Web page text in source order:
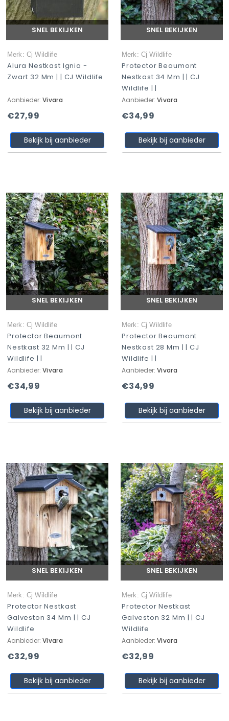
SNEL BEKIJKEN
Merk: Cj Wildlife
Alura Nestkast Ignia -
Zwart 32 Mm | | CJ Wildlife
Aanbieder: Vivara
€27,99
Bekijk bij aanbieder
SNEL BEKIJKEN
Merk: Cj Wildlife
Protector Beaumont
Nestkast 34 Mm | | CJ
Wildlife | |
Aanbieder: Vivara
€34,99
Bekijk bij aanbieder
SNEL BEKIJKEN
Merk: Cj Wildlife
Protector Beaumont
Nestkast 32 Mm | | CJ
Wildlife | |
Aanbieder: Vivara
€34,99
Bekijk bij aanbieder
SNEL BEKIJKEN
Merk: Cj Wildlife
Protector Beaumont
Nestkast 28 Mm | | CJ
Wildlife | |
Aanbieder: Vivara
€34,99
Bekijk bij aanbieder
SNEL BEKIJKEN
Merk: Cj Wildlife
Protector Nestkast
Galveston 34 Mm | | CJ
Wildlife
Aanbieder: Vivara
€32,99
Bekijk bij aanbieder
SNEL BEKIJKEN
Merk: Cj Wildlife
Protector Nestkast
Galveston 32 Mm | | CJ
Wildlife
Aanbieder: Vivara
€32,99
Bekijk bij aanbieder